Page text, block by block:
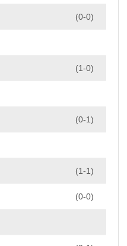
(0-0)
(1-0)
(0-1)
(1-1)
(0-0)